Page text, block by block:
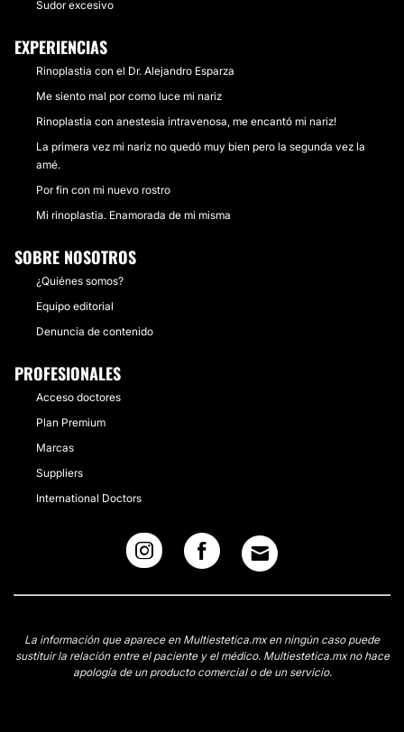
Sudor excesivo
EXPERIENCIAS
Rinoplastia con el Dr. Alejandro Esparza
Me siento mal por como luce mi nariz
Rinoplastia con anestesia intravenosa, me encantó mi nariz!
La primera vez mi nariz no quedó muy bien pero la segunda vez la
amé.
Por fin con mi nuevo rostro
Mi rinoplastia. Enamorada de mi misma
SOBRE NOSOTROS
¿Quiénes somos?
Equipo editorial
Denuncia de contenido
PROFESIONALES
Acceso doctores
Plan Premium
Marcas
Suppliers
International Doctors
La información que aparece en Multiestetica.mx en ningún caso puede
sustituir la relación entre el paciente y el médico. Multiestetica.mx no hace
apología de un producto comercial o de un servicio.